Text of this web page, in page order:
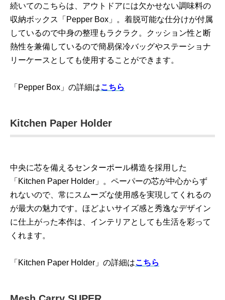
続いてのこちらは、アウトドアには欠かせない調味料の
収納ボックス「Pepper Box」。着脱可能な仕分けが付属
しているので中身の整理もラクラク。クッション性と断
熱性を兼備しているので簡易保冷バッグやステーショナ
リーケースとしても使用することができます。
「Pepper Box」の詳細はこちら
Kitchen Paper Holder
中央に芯を備えるセンターポール構造を採用した
「Kitchen Paper Holder」。ペーパーの芯が中心からず
れないので、常にスムーズな使用感を実現してくれるの
が最大の魅力です。ほどよいサイズ感と秀逸なデザイン
に仕上がった本作は、インテリアとしても生活を彩って
くれます。
「Kitchen Paper Holder」の詳細はこちら